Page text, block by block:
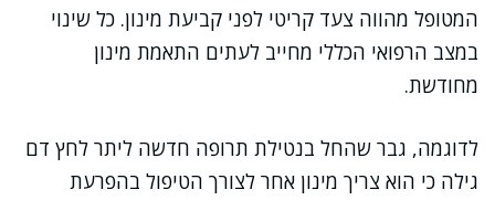
המטופל מהווה צעד קריטי לפני קביעת מינון. כל שינוי
במצב הרפואי הכללי מחייב לעתים התאמת מינון
מחודשת.
לדוגמה, גבר שהחל בנטילת תרופה חדשה ליתר לחץ דם
גילה כי הוא צריך מינון אחר לצורך הטיפול בהפרעת